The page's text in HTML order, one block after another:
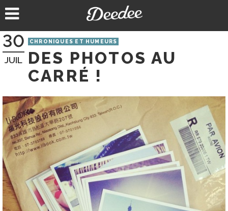
au
30
JUIL
CHRONIQUES ET HUMEURS
DES PHOTOS AU
CARRÉ !